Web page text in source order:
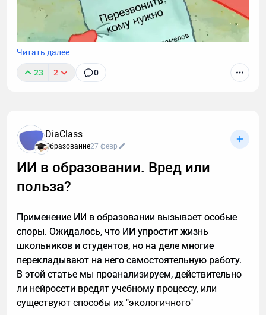
Транскрибация преобразует разговоры в текст,
позволяя находить любые устные договоренности
буквально за секунды. Рассказываю принцип
работы этой технологии, способы ее применения. А
также — как настроить автоматическую
технике.
Читать далее
23 2 0
DiaClass
Образование27 февр
ИИ в образовании. Вред или
польза?
Применение ИИ в образовании вызывает особые
споры. Ожидалось, что ИИ упростит жизнь
школьников и студентов, но на деле многие
перекладывают на него самостоятельную работу.
В этой статье мы проанализируем, действительно
ли нейросети вредят учебному процессу, или
существуют способы их "экологичного"